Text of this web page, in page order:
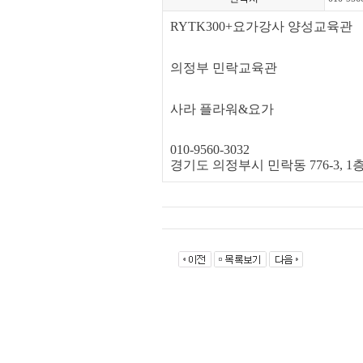
RYTK300+요가강사 양성교육관
의정부 민락교육관
사라 플라워&요가
010-9560-3032
경기도 의정부시 민락동 776-3, 1